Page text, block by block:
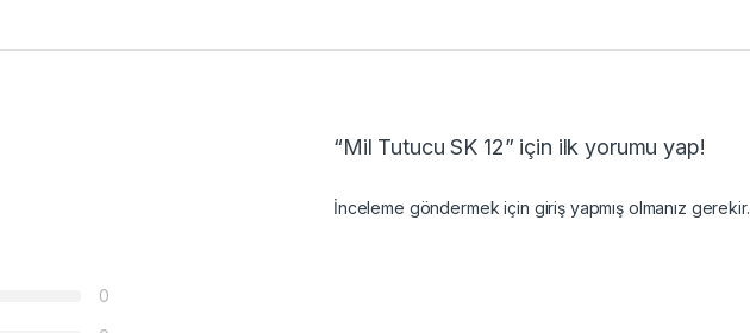
0
“Mil Tutucu SK 12” için ilk yorumu yap!
İnceleme göndermek için girişyapmış olmanız gerekir.